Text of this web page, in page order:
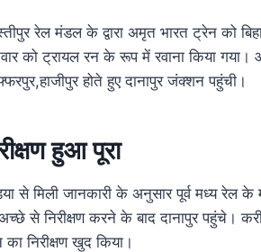
रेल मंडल के द्वारा अमृत भारत ट्रेन को
को ट्रायल रन के रूप में रवाना किया
होते हुए दानापुर जंक्शन पहुंची।
हुआ पूरा
से मिली जानकारी के अनुसार पूर्व मध्य रेल
से निरीक्षण करने के बाद दानापुर पहुंचे।
का निरीक्षण खुद किया।